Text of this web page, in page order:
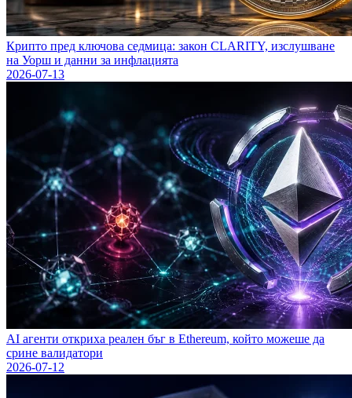
Крипто пред ключова седмица: закон CLARITY, изслушване
на Уорш и данни за инфлацията
2026-07-13
AI агенти откриха реален бъг в Ethereum, който можеше да
сринe валидатори
2026-07-12